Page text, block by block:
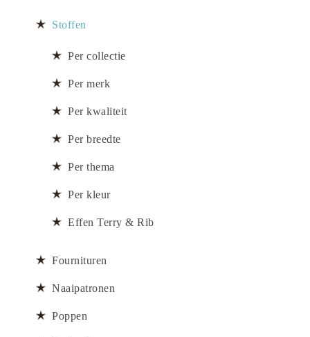
Stoffen
Per collectie
Per merk
Per kwaliteit
Per breedte
Per thema
Per kleur
Effen Terry & Rib
Fournituren
Naaipatronen
Poppen